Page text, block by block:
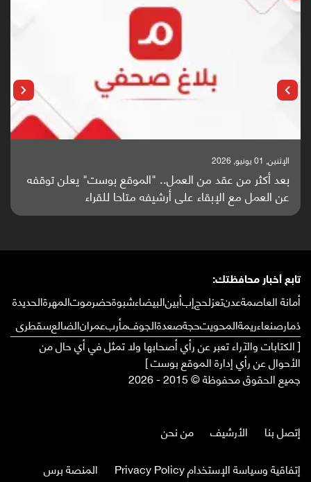
الإثنين, 25 مايو, 2026
باحثون من اليمن يدخلون سباق أبحاث ألزهايمر بدراسة
واعدة منشورة عالميا (ترجمة)
تابع أخبار محافظتك:
أمانة العاصمةعدنتعزلحجإبأبينالبيضاءشبوةحضرموتالمهرةالحديدة
ذمارصنعاءريمةالمحويتحجةصعدةالجوفمأربعمرانالضالعسقطرى
[ الكتابات والآراء تعبر عن رأي أصحابها ولا تمثل في أي حال من
الأحوال عن رأي إدارة الموقع بوست ]
جميع الحقوق محفوظة © 2015 - 2026
إتصل بنا الأرشيف
من نحن
إتفاقية وسياسة الإستخدام Privacy Policy
المنصة برس